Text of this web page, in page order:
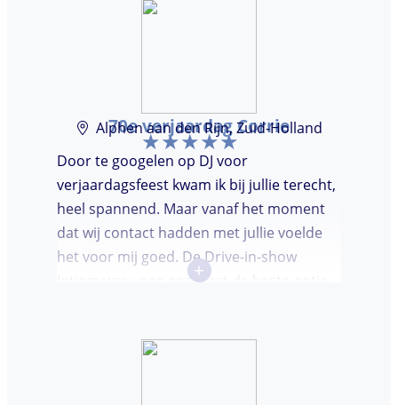
avondje gehad en zou DJ huren zeker
70e verjaardag Corrie
Alphen aan den Rijn, Zuid-Holland
Door te googelen op DJ voor
verjaardagsfeest kwam ik bij jullie terecht,
heel spannend. Maar vanaf het moment
dat wij contact hadden met jullie voelde
het voor mij goed. De Drive-in-show
Intiem was voor ons feest de beste optie
je geld. De gasten vroegen zich af waar ik
+